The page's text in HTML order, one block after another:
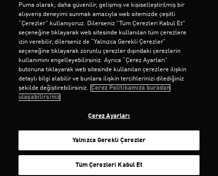
SEPETE EKLE
Puma olarak; daha güvenilir, gelişmiş ve kişiselleştirilmiş bir
alışveriş deneyimi sunmak amacıyla web sitemizde çeşitli
“Çerezler” kullanıyoruz. Dilerseniz "Tüm Çerezleri Kabul Et"
seçeneğine tıklayarak web sitesinde kullanılan tüm çerezlere
izin verebilir, dilerseniz de “Yalnızca Gerekli Çerezler”
seçeneğine tıklayarak zorunlu çerezler dışındaki çerezlerin
kullanımını engelleyebilirsiniz. Ayrıca “Çerez Ayarları”
butonuna tıklayarak web sitesinde kullanılan çerezlere ilişkin
detaylı bilgi alabilir ve bunlara ilişkin tercihlerinizi dilediğiniz
şekilde değiştirebilirsiniz. Çerez Politikamıza buradan
ulaşabilirsiniz
Çerez Ayarları
Yalnızca Gerekli Çerezler
Tüm Çerezleri Kabul Et